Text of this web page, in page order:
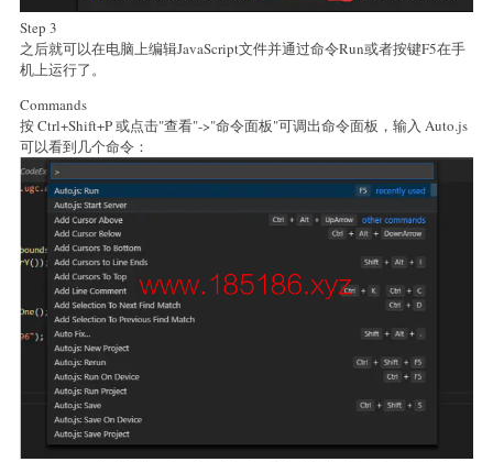
Step 3
之后就可以在电脑上编辑JavaScript文件并通过命令Run或者按键F5在手
机上运行了。
Commands
按 Ctrl+Shift+P 或点击"查看"->"命令面板"可调出命令面板，输入 Auto.js
可以看到几个命令：